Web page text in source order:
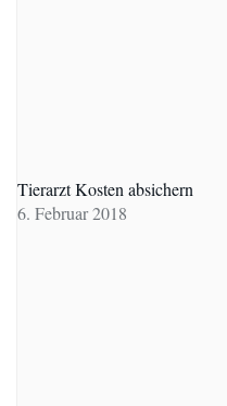
Tierarzt Kosten absichern
6. Februar 2018